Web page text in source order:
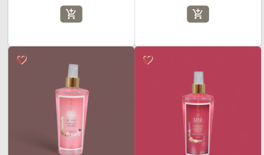
add_shopping_cart
add_shopping_cart
favorite_border
favorite_border